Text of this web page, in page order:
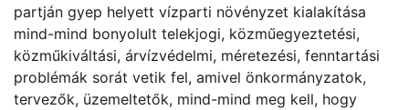
partján gyep helyett vízparti növényzet kialakítása
mind-mind bonyolult telekjogi, közműegyeztetési,
közműkiváltási, árvízvédelmi, méretezési, fenntartási
problémák sorát vetik fel, amivel önkormányzatok,
tervezők, üzemeltetők, mind-mind meg kell, hogy